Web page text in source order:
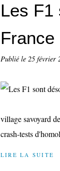
Les F1
France
Publié le 25 février
village savoyard
crash-tests
LIRE LA SUITE